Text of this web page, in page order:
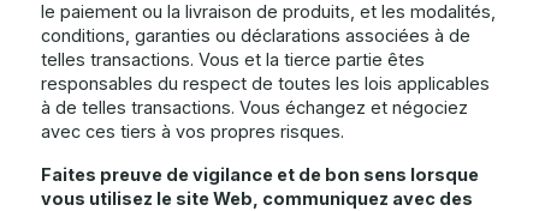
le paiement ou la livraison de produits, et les modalités,
conditions, garanties ou déclarations associées à de
telles transactions. Vous et la tierce partie êtes
responsables du respect de toutes les lois applicables
à de telles transactions. Vous échangez et négociez
avec ces tiers à vos propres risques.
Faites preuve de vigilance et de bon sens lorsque
vous utilisez le site Web, communiquez avec des